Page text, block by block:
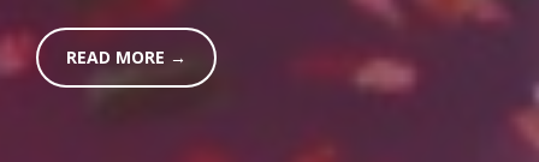
READ MORE →